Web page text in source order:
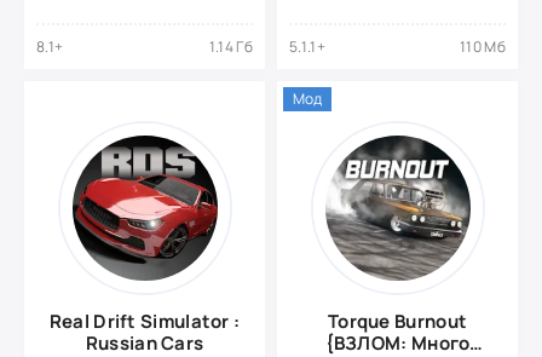
8.1+ 1.14 Гб 5.1.1+ 110 Мб
Real Drift Simulator :
Russian Cars
Torque Burnout
{ВЗЛОМ: Много
Мод